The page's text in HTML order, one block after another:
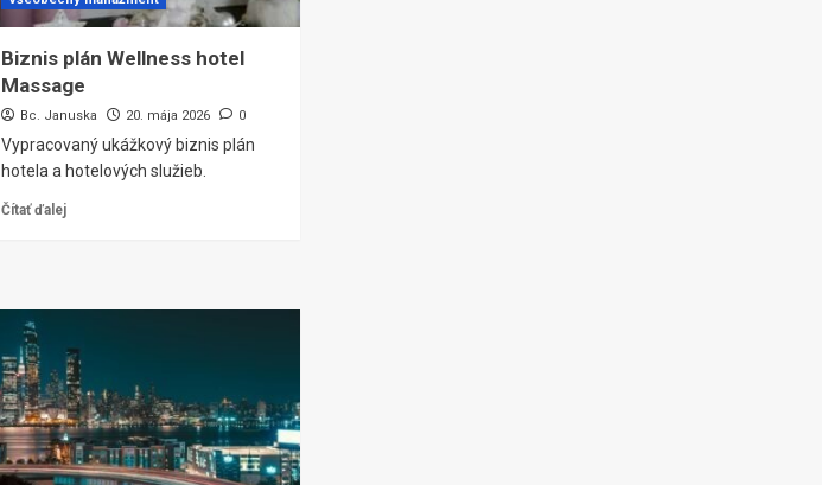
Biznis plán Wellness hotel
Massage
Bc. Januska 20. mája 2026 0
Vypracovaný ukážkový biznis plán
hotela a hotelových služieb.
Čítať ďalej